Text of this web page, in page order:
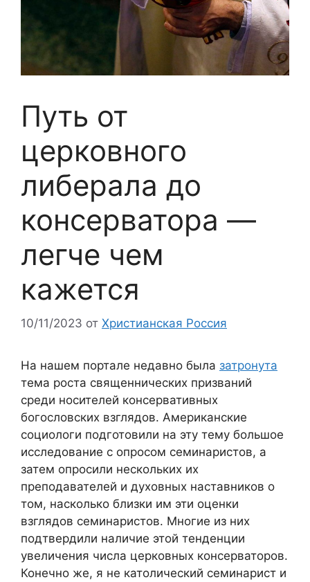
Путь от
церковного
либерала до
консерватора —
легче чем
кажется
10/11/2023 от Христианская Россия
На нашем портале недавно была затронута
тема роста священнических призваний
среди носителей консервативных
богословских взглядов. Американские
социологи подготовили на эту тему большое
исследование с опросом семинаристов, а
затем опросили нескольких их
преподавателей и духовных наставников о
том, насколько близки им эти оценки
взглядов семинаристов. Многие из них
подтвердили наличие этой тенденции
увеличения числа церковных консерваторов.
Конечно же, я не католический семинарист и